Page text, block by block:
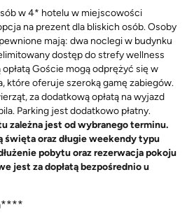
w 4* hotelu w miejscowości
na prezent dla bliskich osób. Osoby
mają: dwa noclegi w budynku
dostęp do strefy wellness
Goście mogą odprężyć się w
które oferuje szeroką gamę zabiegów.
za dodatkową opłatą na wyjazd
Parking jest dodatkowo płatny.
zależna jest od wybranego terminu.
święta oraz długie weekendy typu
pobytu oraz rezerwacja pokoju
jest za dopłatą bezpośrednio u